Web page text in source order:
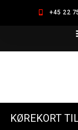
+45 22
KØREKORT